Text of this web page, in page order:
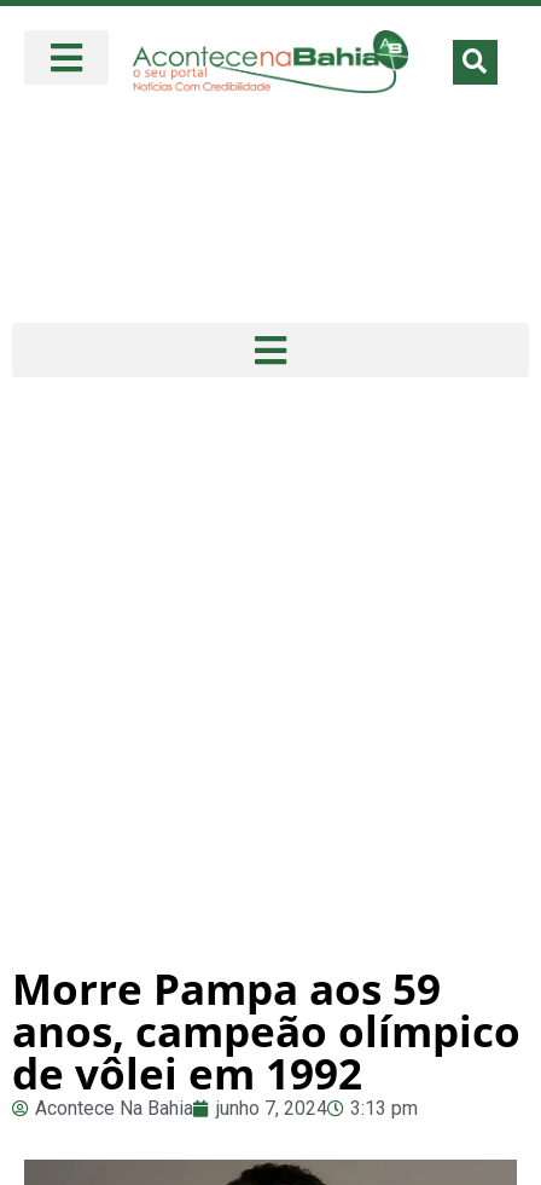
Morre Pampa aos 59
anos, campeão olímpico
de vôlei em 1992
Acontece Na Bahia junho 7, 2024 3:13 pm